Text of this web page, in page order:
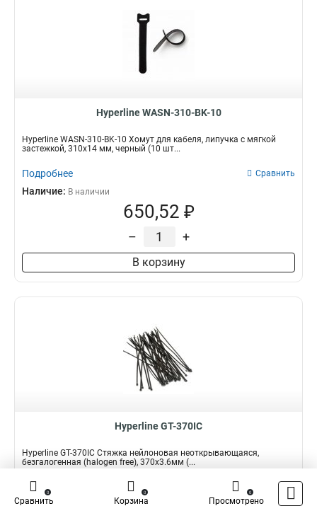
Hyperline WASN-310-BK-10
Hyperline WASN-310-BK-10 Хомут для кабеля, липучка с мягкой
застежкой, 310x14 мм, черный (10 шт...
Подробнее Сравнить
Наличие: В наличии
650,52 ₽
– +
В корзину
Hyperline GT-370IC
Hyperline GT-370IC Стяжка нейлоновая неоткрывающаяся,
безгалогенная (halogen free), 370x3.6мм (...
Подробнее Сравнить
Наличие:
Сравнить
0
Корзина
0
Просмотрено
0